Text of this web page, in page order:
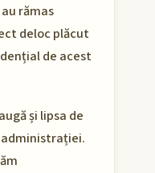
rămas
deloc plăcut
de acest
și lipsa de